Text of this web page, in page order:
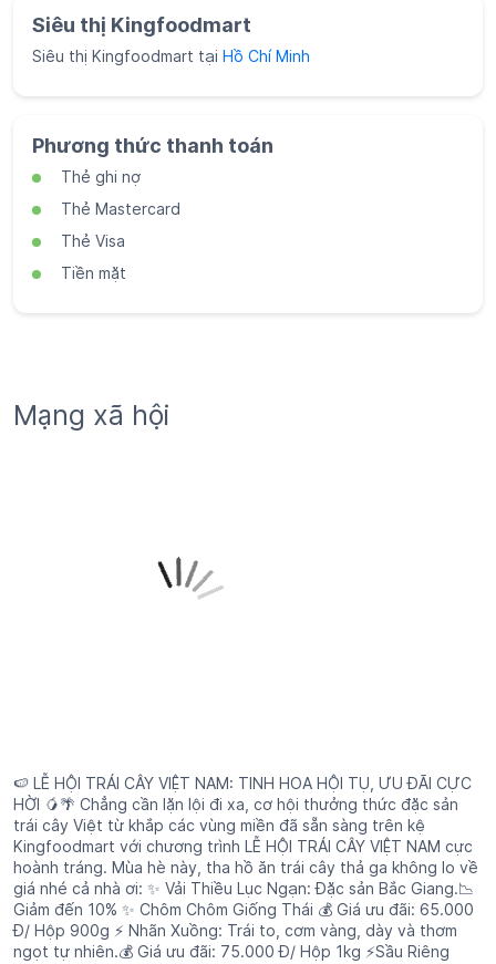
Siêu thị Kingfoodmart
Siêu thị Kingfoodmart tại Hồ Chí Minh
Phương thức thanh toán
Thẻ ghi nợ
Thẻ Mastercard
Thẻ Visa
Tiền mặt
Mạng xã hội
🍉 LỄ HỘI TRÁI CÂY VIỆT NAM: TINH HOA HỘI TỤ, ƯU ĐÃI CỰC
HỜI 🥭🌴 Chẳng cần lặn lội đi xa, cơ hội thưởng thức đặc sản
trái cây Việt từ khắp các vùng miền đã sẵn sàng trên kệ
Kingfoodmart với chương trình LỄ HỘI TRÁI CÂY VIỆT NAM cực
hoành tráng. Mùa hè này, tha hồ ăn trái cây thả ga không lo về
giá nhé cả nhà ơi: ✨ Vải Thiều Lục Ngạn: Đặc sản Bắc Giang.📉
Giảm đến 10% ✨ Chôm Chôm Giống Thái 💰 Giá ưu đãi: 65.000
Đ/ Hộp 900g ⚡️ Nhãn Xuồng: Trái to, cơm vàng, dày và thơm
ngọt tự nhiên.💰 Giá ưu đãi: 75.000 Đ/ Hộp 1kg ⚡️Sầu Riêng